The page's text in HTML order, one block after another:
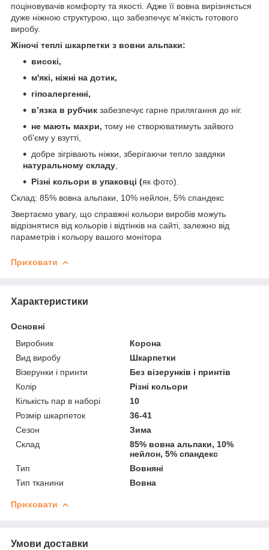
поціновувачів комфорту та якості. Адже її вовна вирізняється
дуже ніжною структурою, що забезпечує м'якість готового
виробу.
Жіночі теплі шкарпетки з вовни альпаки:
високі,
м'які, ніжні на дотик,
гіпоалергенні,
вʼязка в рубчик забезпечує гарне прилягання до ніг.
не мають махри, тому не створюватимуть зайвого
об'єму у взутті,
добре зігрівають ніжки, зберігаючи тепло завдяки
натуральному складу
Різні кольори в упаковці (як фото).
Склад: 85% вовна альпаки, 10% нейлон, 5% спандекс
Звертаємо увагу, що справжні кольори виробів можуть
відрізнятися від кольорів і відтінків на сайті, залежно від
параметрів і кольору вашого монітора
Приховати
Характеристики
Основні
Виробник
Корона
Вид виробу
Шкарпетки
Візерунки і принти
Без візерунків і принтів
Колір
Різні кольори
Кількість пар в наборі
10
Розмір шкарпеток
36-41
Сезон
Зима
Склад
85% вовна альпаки, 10%
нейлон, 5% спандекс
Тип
Вовняні
Тип тканини
Вовна
Приховати
Умови доставки